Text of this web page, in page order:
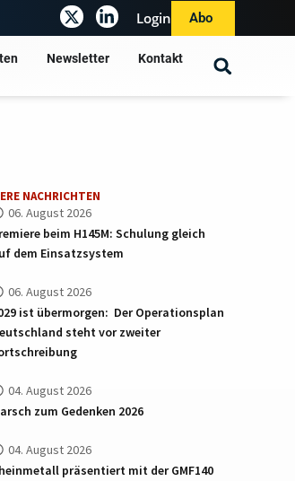
Login Abo
Newsletter Kontakt
NACHRICHTEN
06. August 2026
beim H145M: Schulung gleich
dem Einsatzsystem
06. August 2026
ist übermorgen: Der Operationsplan
steht vor zweiter
04. August 2026
zum Gedenken 2026
04. August 2026
präsentiert mit der GMF140